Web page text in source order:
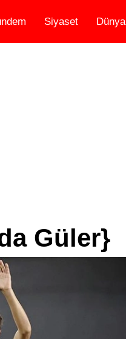
Siyaset Dünya
Güler}